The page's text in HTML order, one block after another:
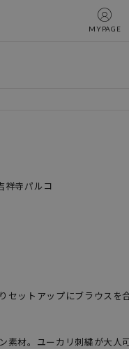
MYPAGE
寺パルコ
セットアップにブラウスを
素材。ユーカリ刺繍が大人